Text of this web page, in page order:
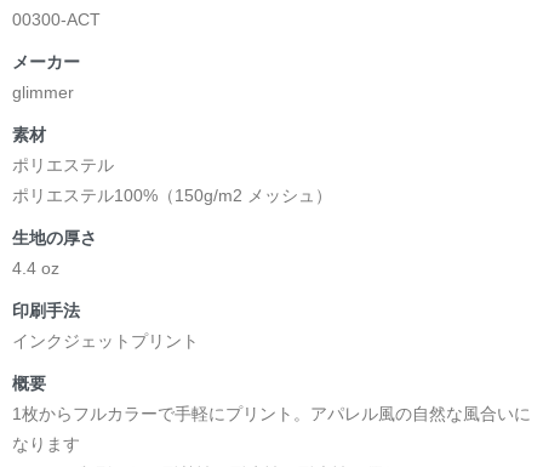
00300-ACT
メーカー
glimmer
素材
ポリエステル
ポリエステル100%（150g/m2 メッシュ）
生地の厚さ
4.4 oz
印刷手法
インクジェットプリント
概要
1枚からフルカラーで手軽にプリント。アパレル風の自然な風合いに
なります